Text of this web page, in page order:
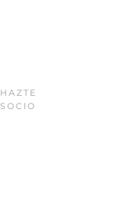
HAZTE
SOCIO